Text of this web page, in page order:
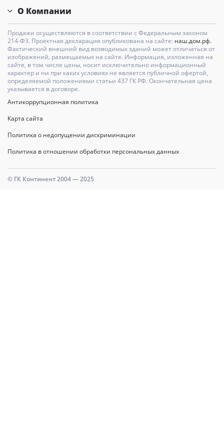
О Компании
Продажи осуществляются в соответствии с Федеральным законом
214-Ф3. Проектная декларация опубликована на сайте: наш.дом.рф.
Фактический внешний вид возводимых зданий может отличаться от
изображений, размещаемых на сайте. Информация, изложенная на
сайте, в том числе цены, носит исключительно информационный
характер и ни при каких условиях не является публичной офертой,
определяемой положениями статьи 437 ГК РФ. Окончательная цена
указывается в договоре.
Антикоррупционная политика
Карта сайта
Политика о недопущении дискриминации
Политика в отношении обработки персональных данных
© ГК Континент 2004 — 2025